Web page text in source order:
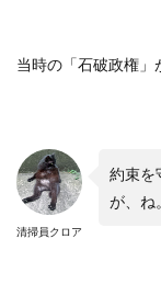
当時の「石破政権」
清掃員クロア
約束を
が、ね。